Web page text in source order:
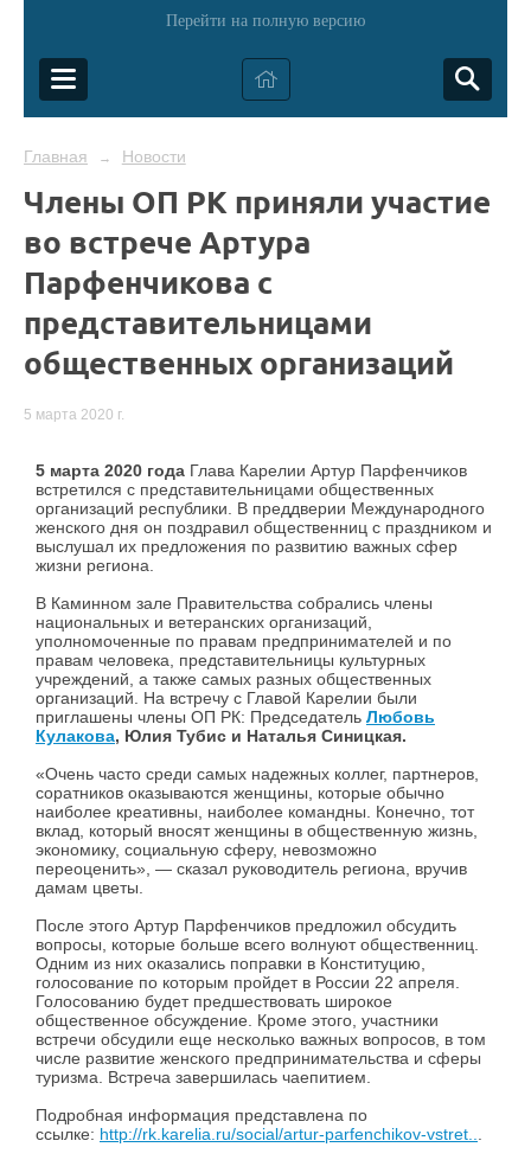
Перейти на полную версию
Главная → Новости
Члены ОП РК приняли участие
во встрече Артура
Парфенчикова с
представительницами
общественных организаций
5 марта 2020 г.
5 марта 2020 года Глава Карелии Артур Парфенчиков
встретился с представительницами общественных
организаций республики. В преддверии Международного
женского дня он поздравил общественниц с праздником и
выслушал их предложения по развитию важных сфер
жизни региона.
В Каминном зале Правительства собрались члены
национальных и ветеранских организаций,
уполномоченные по правам предпринимателей и по
правам человека, представительницы культурных
учреждений, а также самых разных общественных
организаций. На встречу с Главой Карелии были
приглашены члены ОП РК: Председатель Любовь
Кулакова, Юлия Тубис и Наталья Синицкая.
«Очень часто среди самых надежных коллег, партнеров,
соратников оказываются женщины, которые обычно
наиболее креативны, наиболее командны. Конечно, тот
вклад, который вносят женщины в общественную жизнь,
экономику, социальную сферу, невозможно
переоценить», — сказал руководитель региона, вручив
дамам цветы.
После этого Артур Парфенчиков предложил обсудить
вопросы, которые больше всего волнуют общественниц.
Одним из них оказались поправки в Конституцию,
голосование по которым пройдет в России 22 апреля.
Голосованию будет предшествовать широкое
общественное обсуждение. Кроме этого, участники
встречи обсудили еще несколько важных вопросов, в том
числе развитие женского предпринимательства и сферы
туризма. Встреча завершилась чаепитием.
Подробная информация представлена по
ссылке: http://rk.karelia.ru/social/artur-parfenchikov-vstret..